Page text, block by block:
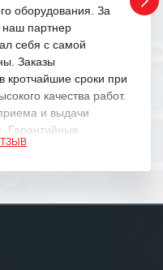
оборудования. За
партнер
себя с самой
Заказы
кротчайшие сроки при
качества работ.
и выдачи
Гарантийные
выполняются в